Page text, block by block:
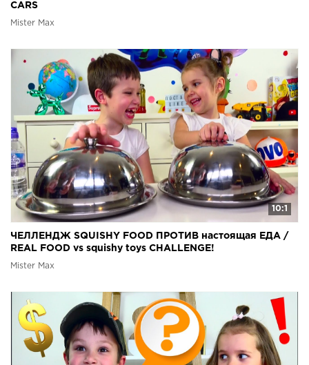
CARS
Mister Max
10:1
ЧЕЛЛЕНДЖ SQUISHY FOOD ПРОТИВ настоящая ЕДА /
REAL FOOD vs squishy toys CHALLENGE!
Mister Max